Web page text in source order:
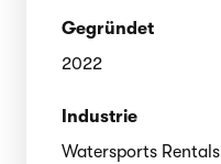
Gegründet
2022
Industrie
Watersports Rentals